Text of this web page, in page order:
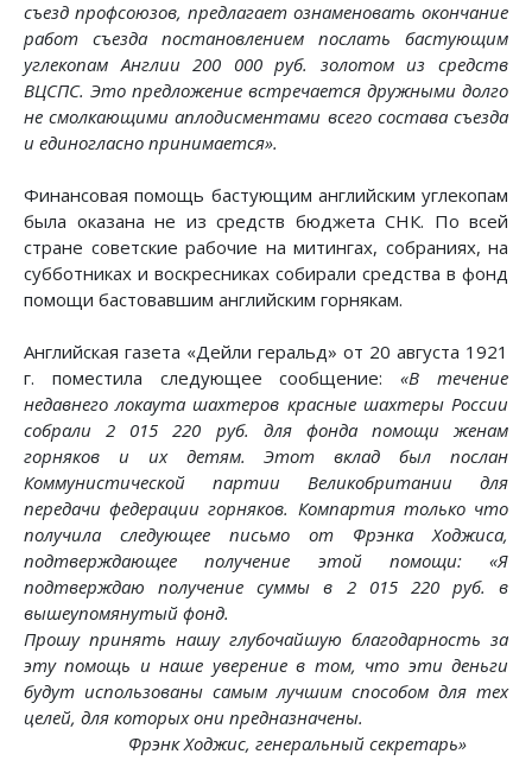
съезд профсоюзов, предлагает ознаменовать окончание
работ съезда постановлением послать бастующим
углекопам Англии 200 000 руб. золотом из средств
ВЦСПС. Это предложение встречается дружными долго
не смолкающими аплодисментами всего состава съезда
и единогласно принимается».
Финансовая помощь бастующим английским углекопам
была оказана не из средств бюджета СНК. По всей
стране советские рабочие на митингах, собраниях, на
субботниках и воскресниках собирали средства в фонд
помощи бастовавшим английским горнякам.
Английская газета «Дейли геральд» от 20 августа 1921
г. поместила следующее сообщение:«В течение
недавнего локаута шахтеров красные шахтеры России
собрали 2 015 220 руб. для фонда помощи женам
горняков и их детям. Этот вклад был послан
Коммунистической партии Великобритании для
передачи федерации горняков. Компартия только что
получила следующее письмо от Фрэнка Ходжиса,
подтверждающее получение этой помощи: «Я
подтверждаю получение суммы в 2 015 220 руб. в
вышеупомянутый фонд.
Прошу принять нашу глубочайшую благодарность за
эту помощь и наше уверение в том, что эти деньги
будут использованы самым лучшим способом для тех
целей, для которых они предназначены.
Фрэнк Ходжис, генеральный секретарь»